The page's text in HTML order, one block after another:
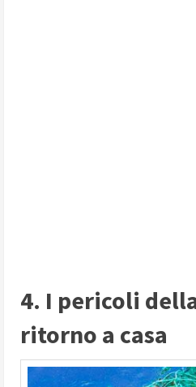
4. I pericoli
ritorno a casa